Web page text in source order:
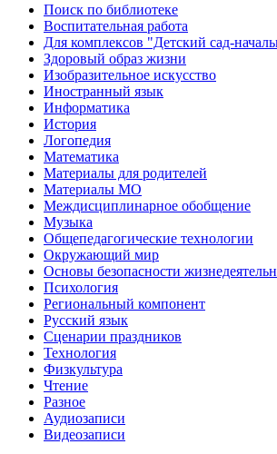
Поиск по библиотеке
Воспитательная работа
Для комплексов "Детский сад-
Здоровый образ жизни
Изобразительное искусство
Иностранный язык
Информатика
История
Логопедия
Математика
Материалы для родителей
Материалы МО
Междисциплинарное обобщение
Музыка
Общепедагогические технологии
Окружающий мир
Основы безопасности
Психология
Региональный компонент
Русский язык
Сценарии праздников
Технология
Физкультура
Чтение
Разное
Аудиозаписи
Видеозаписи